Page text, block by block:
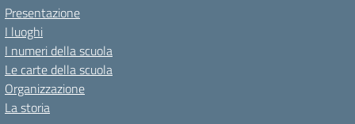
Presentazione
I luoghi
I numeri della scuola
Le carte della scuola
Organizzazione
La storia